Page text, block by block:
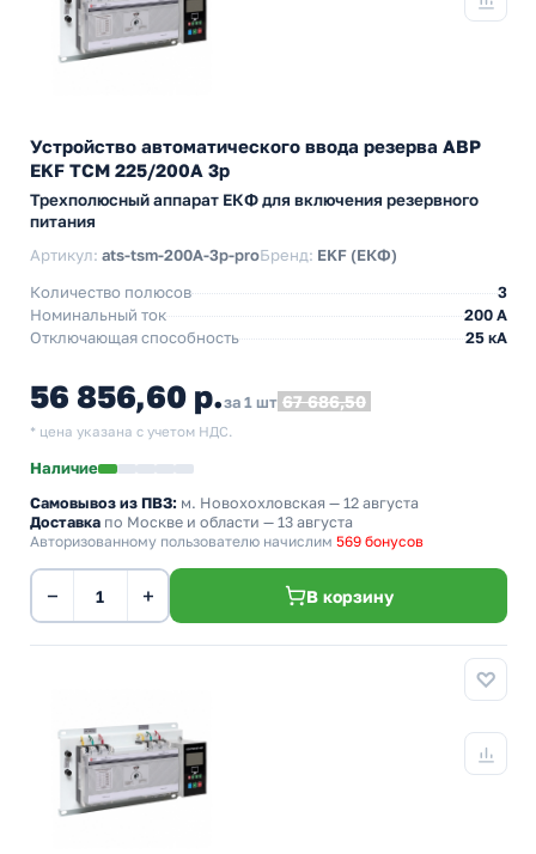
Устройство автоматического ввода резерва АВР
EKF ТСM 225/200А 3р
Трехполюсный аппарат ЕКФ для включения резервного
питания
Артикул: ats-tsm-200A-3p-proБренд: EKF (ЕКФ)
Количество полюсов
3
Номинальный ток
200 А
Отключающая способность
25 кА
56 856,60 р.за 1 шт 67 686,50
* цена указана с учетом НДС.
Наличие
Самовывоз из ПВЗ: м. Новохохловская — 12 августа
Доставка по Москве и области — 13 августа
Авторизованному пользователю начислим 569 бонусов
− + В корзину